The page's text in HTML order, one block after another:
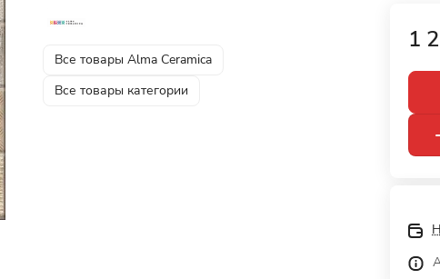
Все товары Alma Ceramica
Все товары категории
1